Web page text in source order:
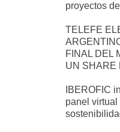
proyectos
TELEFE
FINAL DEL
UN SHARE
IBEROFIC
panel virtual